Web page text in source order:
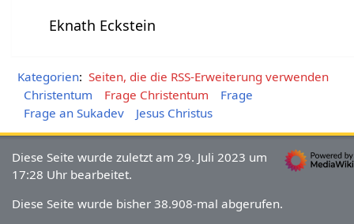
Eknath Eckstein
Kategorien: Seiten, die die RSS-Erweiterung verwenden
Christentum
Frage Christentum
Frage
Frage an Sukadev
Jesus Christus
Diese Seite wurde zuletzt am 29. Juli 2023 um
17:28 Uhr bearbeitet.
Diese Seite wurde bisher 38.908-mal abgerufen.